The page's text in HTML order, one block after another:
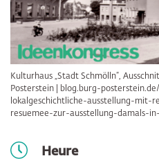
Kulturhaus „Stadt Schmölln“,
Posterstein | blog.burg-
lokalgeschichtliche-ausstellung-mit-
resuemee-zur-ausstellung-damals-
Heure